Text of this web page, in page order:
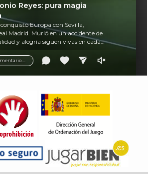
...
Reyes: pura magia
Europa con Sevilla,
Madrid. Murió en un accidente de
y alegría siguen vivas en cada